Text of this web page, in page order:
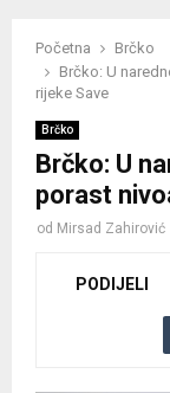
Početna
Brčko
Brčko: U
rijeke Save
Brčko
Brčko: U
porast
od Mirsad Zahirović
PODIJELI